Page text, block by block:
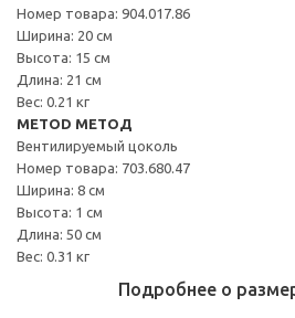
Номер товара: 904.017.86
Ширина: 20 см
Высота: 15 см
Длина: 21 см
Вес: 0.21 кг
METOD МЕТОД
Вентилируемый цоколь
Номер товара: 703.680.47
Ширина: 8 см
Высота: 1 см
Длина: 50 см
Вес: 0.31 кг
Подробнее о